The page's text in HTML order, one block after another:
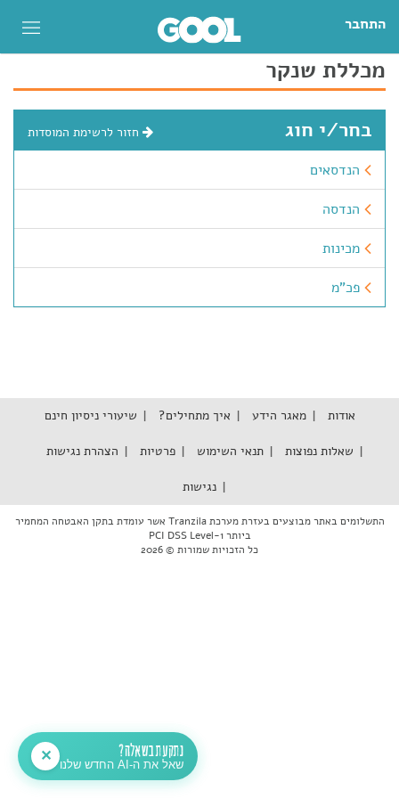
התחבר
מכללת שנקר
בחר/י חוג חזור לרשימת המוסדות
הנדסאים
הנדסה
מכינות
פכ"מ
אודות מאגר הידע איך מתחילים? שיעורי ניסיון חינם
שאלות נפוצות תנאי השימוש פרטיות הצהרת נגישות
נגישות
התשלומים באתר מבוצעים בעזרת מערכת Tranzila אשר עומדת בתקן האבטחה המחמיר
ביותר PCI DSS Level-1
כל הזכויות שמורות © 2026
נתקעת בשאלה?
שאל את ה-AI החדש שלנו
✕